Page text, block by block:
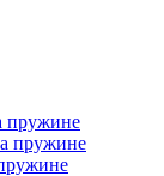
пружине
пружине